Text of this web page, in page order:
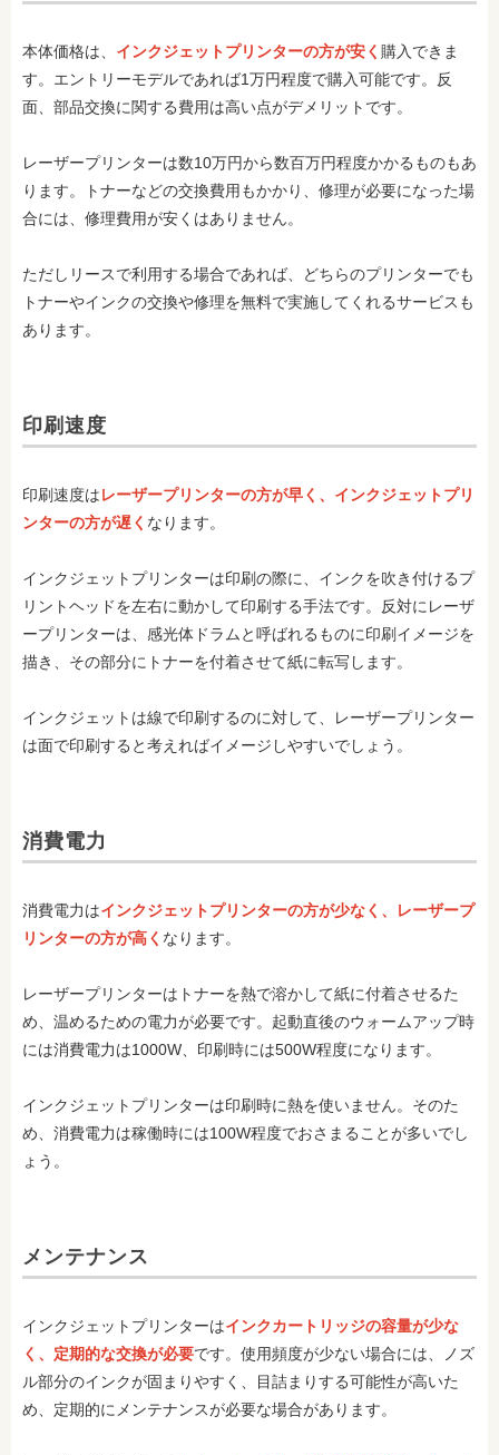
本体価格は、 インクジェットプリンターの方が安く 購入できま
す。エントリーモデルであれば1万円程度で購入可能です。反
面、部品交換に関する費用は高い点がデメリットです。
レーザープリンターは数10万円から数百万円程度かかるものもあ
ります。トナーなどの交換費用もかかり、修理が必要になった場
合には、修理費用が安くはありません。
ただしリースで利用する場合であれば、どちらのプリンターでも
トナーやインクの交換や修理を無料で実施してくれるサービスも
あります。
印刷速度
印刷速度はレーザープリンターの方が早く、インクジェットプリ
ンターの方が遅く なります。
インクジェットプリンターは印刷の際に、インクを吹き付けるプ
リントヘッドを左右に動かして印刷する手法です。反対にレーザ
ープリンターは、感光体ドラムと呼ばれるものに印刷イメージを
描き、その部分にトナーを付着させて紙に転写します。
インクジェットは線で印刷するのに対して、レーザープリンター
は面で印刷すると考えればイメージしやすいでしょう。
消費電力
消費電力はインクジェットプリンターの方が少なく、レーザープ
リンターの方が高く なります。
レーザープリンターはトナーを熱で溶かして紙に付着させるた
め、温めるための電力が必要です。起動直後のウォームアップ時
には消費電力は1000W、印刷時には500W程度になります。
インクジェットプリンターは印刷時に熱を使いません。そのた
め、消費電力は稼働時には100W程度でおさまることが多いでし
ょう。
メンテナンス
インクジェットプリンターはインクカートリッジの容量が少な
く、定期的な交換が必要です。使用頻度が少ない場合には、ノズ
ル部分のインクが固まりやすく、目詰まりする可能性が高いた
め、定期的にメンテナンスが必要な場合があります。